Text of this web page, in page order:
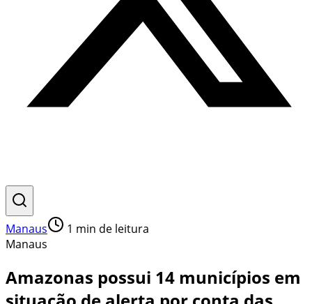
Manaus 1 min de leitura
Manaus
Amazonas possui 14 municípios em